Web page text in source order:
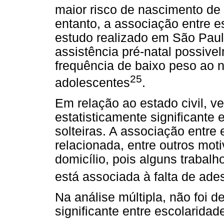
maior risco de nascimento
entanto, a associação entre
estudo realizado em São
assistência pré-natal
frequência de baixo peso ao
adolescentes25.
Em relação ao estado civil,
estatisticamente significante
solteiras. A associação entre
relacionada, entre outros
domicílio, pois alguns
está associada à falta de
Na análise múltipla, não foi
significante entre